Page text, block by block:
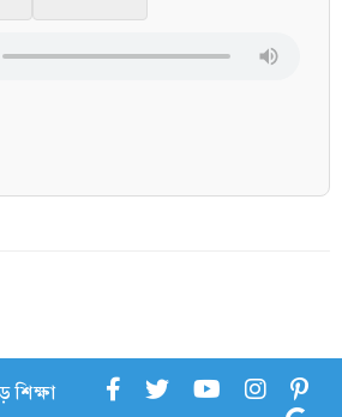
শিক্ষা